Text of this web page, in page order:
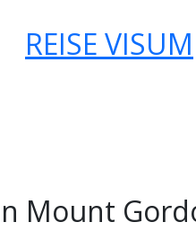
REISE VISUM
Mount